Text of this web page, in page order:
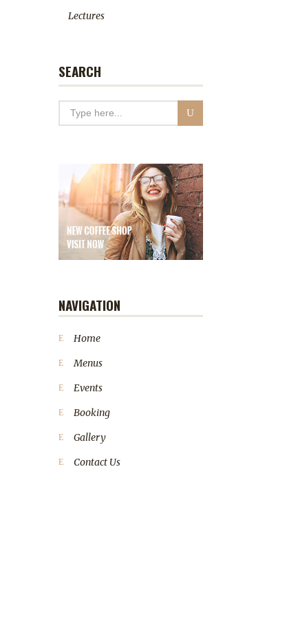
Lectures
SEARCH
NAVIGATION
Home
Menus
Events
Booking
Gallery
Contact Us